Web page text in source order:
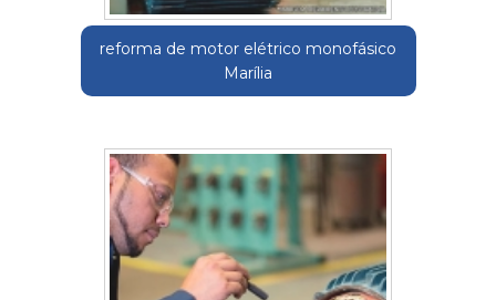
reforma de motor elétrico monofásico
Marília